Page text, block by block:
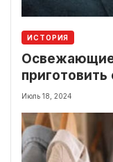
ИСТОРИЯ
Освежающие
приготовить
Июль 18, 2024